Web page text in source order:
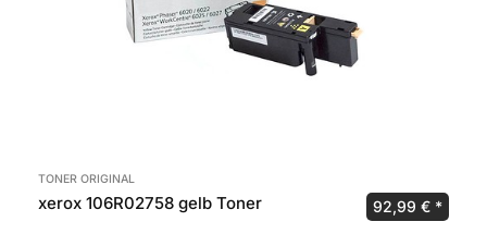
TONER ORIGINAL
xerox 106R02758 gelb Toner Ursprünglicher
92,99 €